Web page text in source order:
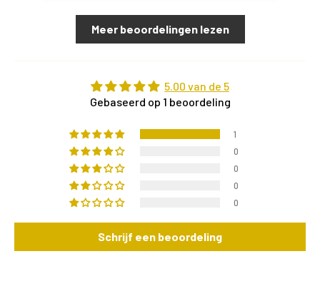
Meer beoordelingen lezen
5.00 van de 5
Gebaseerd op 1 beoordeling
1
0
0
0
0
Schrijf een beoordeling